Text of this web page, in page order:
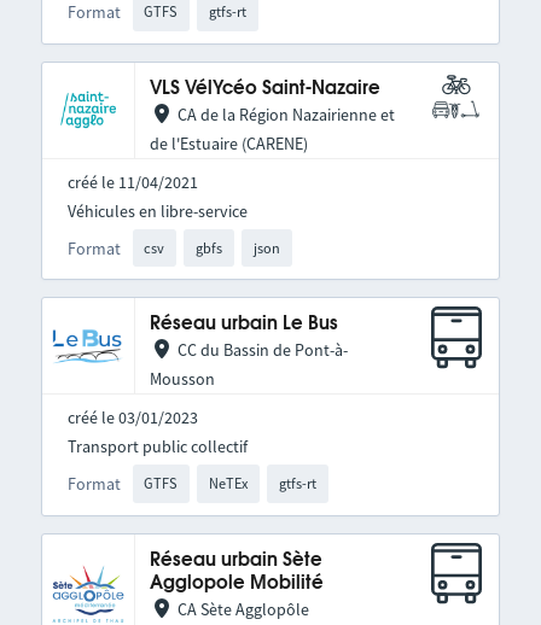
Format GTFS gtfs-rt
VLS VélYcéo Saint-Nazaire
CA de la Région Nazairienne et
de l'Estuaire (CARENE)
créé le 11/04/2021
Format csv gbfs json
Véhicules en libre-service
Réseau urbain Le Bus
CC du Bassin de Pont-à-
Mousson
créé le 03/01/2023
Format GTFS NeTEx gtfs-rt
Transport public collectif
Réseau urbain Sète
Agglopole Mobilité
CA Sète Agglopôle